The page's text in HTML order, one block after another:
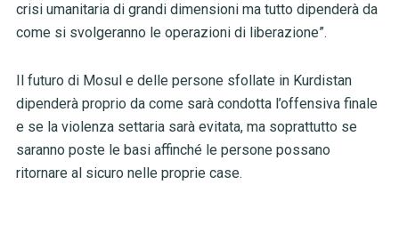
crisi umanitaria di grandi dimensioni ma tutto dipenderà da
come si svolgeranno le operazioni di liberazione”.
Il futuro di Mosul e delle persone sfollate in Kurdistan
dipenderà proprio da come sarà condotta l’offensiva finale
e se la violenza settaria sarà evitata, ma soprattutto se
saranno poste le basi affinché le persone possano
ritornare al sicuro nelle proprie case.